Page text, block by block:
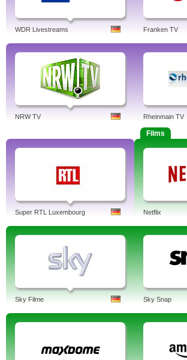
WDR Livestreams Franken TV
NRW TV Rheinmain TV
Super RTL Luxembourg
Films
Netflix
Sky Filme Sky Snap